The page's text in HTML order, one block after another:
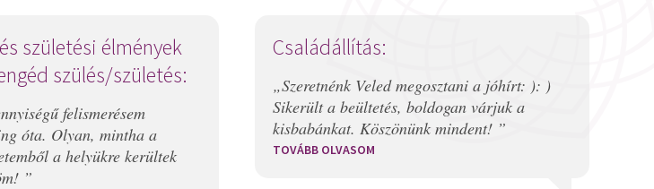
születési élmények
szülés/születés:
felismerésem
óta. Olyan, mintha a
a helyükre kerültek
”
Családállítás:
„Szeretnénk Veled megosztani a jóhírt: ): )
Sikerült a beültetés, boldogan várjuk a
kisbabánkat. Köszönünk mindent! ”
TOVÁBB OLVASOM